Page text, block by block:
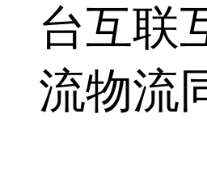
台互联
流物流